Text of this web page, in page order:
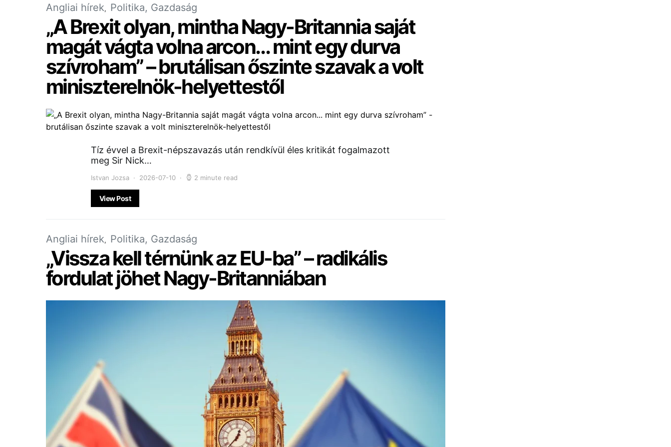
Angliai hírek Politika, Gazdaság
„A Brexit olyan, mintha Nagy-Britannia saját
magát vágta volna arcon… mint egy durva
szívroham” – brutálisan őszinte szavak a volt
miniszterelnök-helyettestől
Tíz évvel a Brexit-népszavazás után rendkívül éles kritikát fogalmazott
meg Sir Nick…
Istvan Jozsa 2026-07-10 2 minute read
View Post
Angliai hírek Politika, Gazdaság
„Vissza kell térnünk az EU-ba” – radikális
fordulat jöhet Nagy-Britanniában